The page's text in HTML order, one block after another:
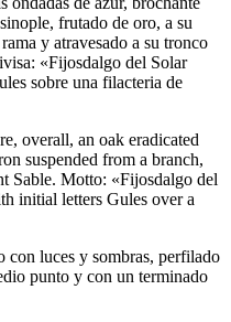
frutado de oro, a su
y atravesado a su tronco
«Fijosdalgo del Solar
sobre una filacteria de
overall, an oak eradicated
suspended from a branch,
Sable. Motto: «Fijosdalgo del
initial letters Gules over a
con luces y sombras, perfilado
punto y con un terminado